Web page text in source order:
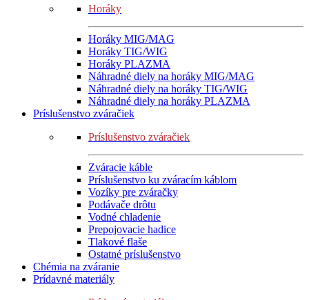
Horáky
Horáky MIG/MAG
Horáky TIG/WIG
Horáky PLAZMA
Náhradné diely na horáky MIG/MAG
Náhradné diely na horáky TIG/WIG
Náhradné diely na horáky PLAZMA
Príslušenstvo zváračiek
Príslušenstvo zváračiek
Zváracie káble
Príslušenstvo ku zváracím káblom
Vozíky pre zváračky
Podávače drôtu
Vodné chladenie
Prepojovacie hadice
Tlakové flaše
Ostatné príslušenstvo
Chémia na zváranie
Prídavné materiály